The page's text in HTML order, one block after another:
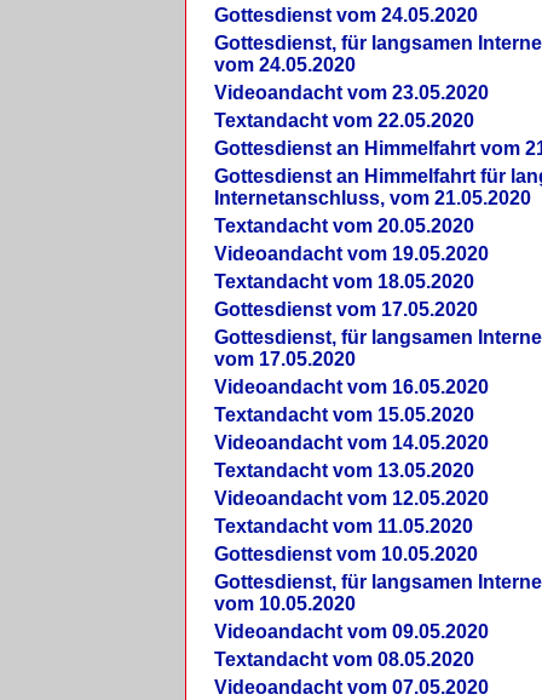
Gottesdienst vom 24.05.2020
Gottesdienst, für langsamen
vom 24.05.2020
Videoandacht vom 23.05.2020
Textandacht vom 22.05.2020
Gottesdienst an Himmelfahrt vom
Gottesdienst an Himmelfahrt für
Internetanschluss, vom 21.05.2020
Textandacht vom 20.05.2020
Videoandacht vom 19.05.2020
Textandacht vom 18.05.2020
Gottesdienst vom 17.05.2020
Gottesdienst, für langsamen
vom 17.05.2020
Videoandacht vom 16.05.2020
Textandacht vom 15.05.2020
Videoandacht vom 14.05.2020
Textandacht vom 13.05.2020
Videoandacht vom 12.05.2020
Textandacht vom 11.05.2020
Gottesdienst vom 10.05.2020
Gottesdienst, für langsamen
vom 10.05.2020
Videoandacht vom 09.05.2020
Textandacht vom 08.05.2020
Videoandacht vom 07.05.2020